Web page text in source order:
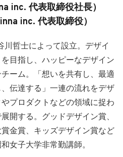
inc. 代表取締役社長）
inc. 代表取締役）
哲士によって設立。デザイ
目指し、ハッピーなデザイン
ーム。「想いを共有し、最適
伝達する」一連の流れをデザ
プロダクトなどの領域に捉わ
開する。グッドデザイン賞、
金賞、キッズデザイン賞など
女子大学非常勤講師。